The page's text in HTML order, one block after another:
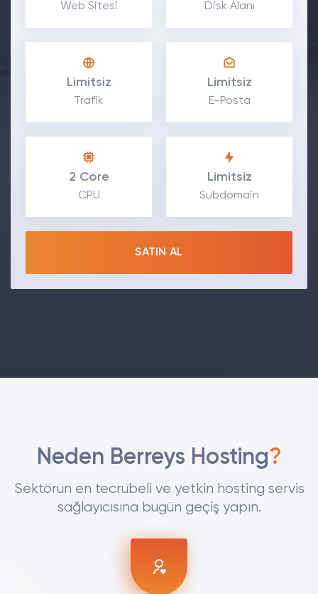
Web Sitesi Disk Alanı
Limitsiz
Trafik
Limitsiz
E-Posta
2 Core
CPU
Limitsiz
Subdomain
SATIN AL
Neden Berreys Hosting?
Sektörün en tecrübeli ve yetkin hosting servis
sağlayıcısına bugün geçiş yapın.